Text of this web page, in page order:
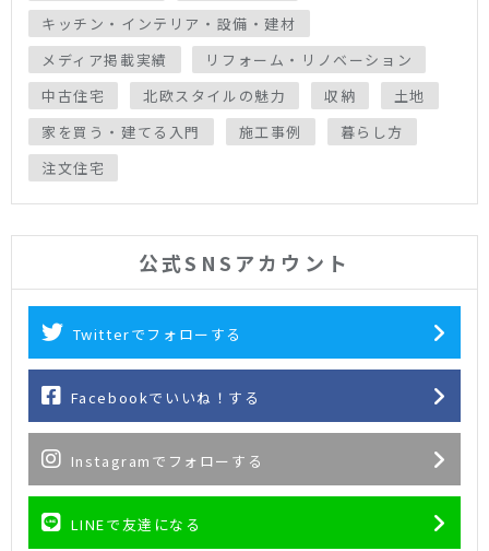
キッチン・インテリア・設備・建材
メディア掲載実績
リフォーム・リノベーション
中古住宅
北欧スタイルの魅力 収納
土地
家を買う・建てる入門
施工事例
暮らし方
注文住宅
公式SNSアカウント
Twitterでフォローする
Facebookでいいね！する
Instagramでフォローする
LINEで友達になる